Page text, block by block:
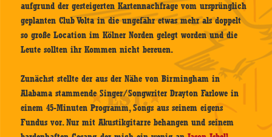
aufgrund der gesteigerten Kartennachfrage vom ursprünglich
geplanten Club Volta in die ungefähr etwas mehr als doppelt
so große Location im Kölner Norden gelegt worden und die
Leute sollten ihr Kommen nicht bereuen.
Zunächst stellte der aus der Nähe von Birmingham in
Alabama stammende Singer/Songwriter Drayton Farlowe in
einem 45-Minuten Programm, Songs aus seinem eigens
Fundus vor. Nur mit Akustikgitarre behangen und seinem